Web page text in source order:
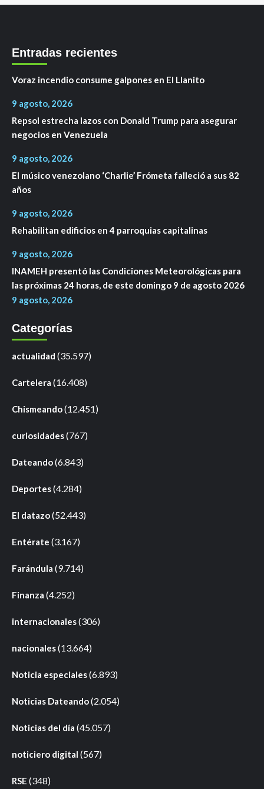
Entradas recientes
Voraz incendio consume galpones en El Llanito
9 agosto, 2026
Repsol estrecha lazos con Donald Trump para asegurar
negocios en Venezuela
9 agosto, 2026
El músico venezolano ‘Charlie’ Frómeta falleció a sus 82
años
9 agosto, 2026
Rehabilitan edificios en 4 parroquias capitalinas
9 agosto, 2026
INAMEH presentó las Condiciones Meteorológicas para
las próximas 24 horas, de este domingo 9 de agosto 2026
9 agosto, 2026
Categorías
actualidad (35.597)
Cartelera (16.408)
Chismeando(12.451)
curiosidades(767)
Dateando(6.843)
Deportes(4.284)
El datazo(52.443)
Entérate (3.167)
Farándula (9.714)
Finanza (4.252)
internacionales(306)
nacionales(13.664)
Noticia especiales(6.893)
Noticias Dateando(2.054)
Noticias del día (45.057)
noticiero digital (567)
RSE (348)